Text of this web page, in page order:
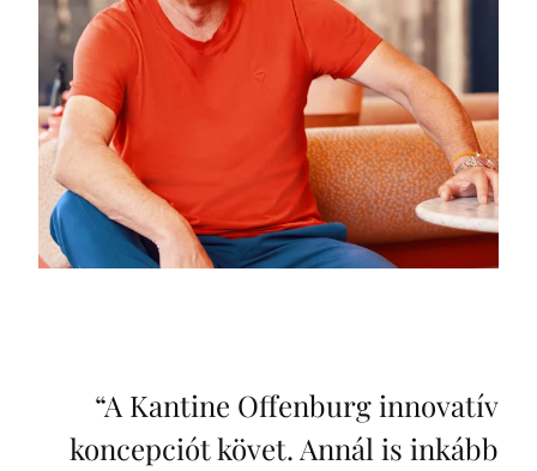
“A Kantine Offenburg innovatív
koncepciót követ. Annál is inkább